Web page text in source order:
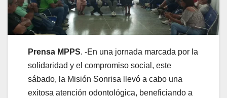
Prensa MPPS. -En una jornada marcada por la
solidaridad y el compromiso social, este
sábado, la Misión Sonrisa llevó a cabo una
exitosa atención odontológica, beneficiando a